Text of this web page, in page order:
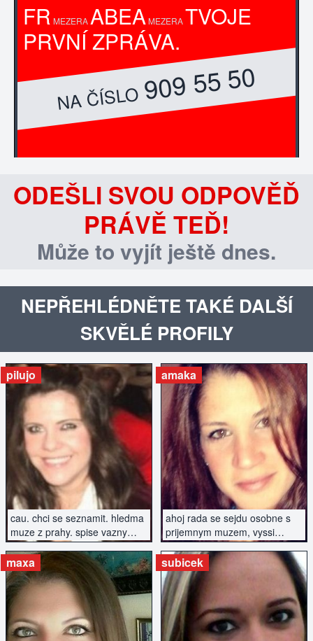
FR MEZERAABEA MEZERATVOJE
PRVNÍ ZPRÁVA.
NA ČÍSLO909 55 50
ODEŠLI SVOU ODPOVĚĎ
PRÁVĚ TEĎ!
Může to vyjít ještě dnes.
NEPŘEHLÉDNĚTE TAKÉ DALŠÍ
SKVĚLÉ PROFILY
cau. chci se seznamit. hledma
muze z prahy. spise vazny
vztah.
pilujo
ZOBRAZIT INZERÁT
ahoj rada se sejdu osobne s
prijemnym muzem, vyssi
postavy, urcite nekurak
amaka
ZOBRAZIT INZERÁT
maxa
ZOBRAZIT INZERÁT
subicek
ZOBRAZIT INZERÁT